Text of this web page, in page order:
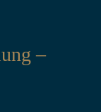
–